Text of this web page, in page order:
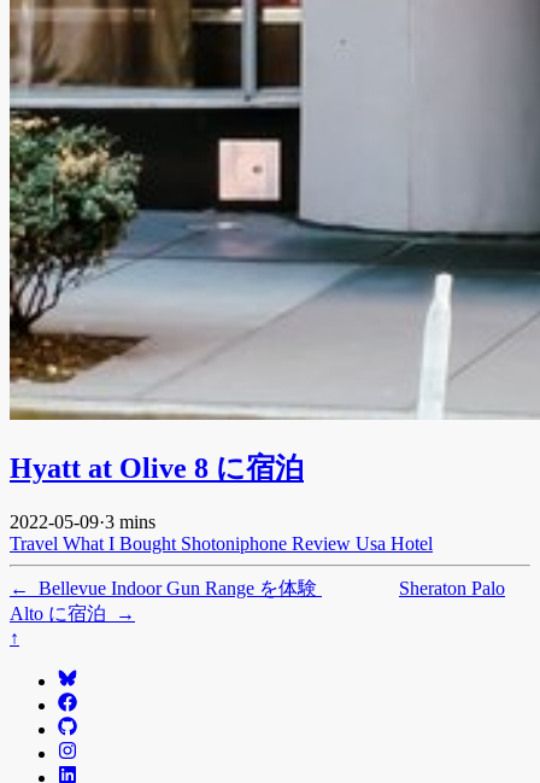
Hyatt at Olive 8 に宿泊
2022-05-09·3 mins
Travel What I Bought Shotoniphone Review Usa Hotel
← Bellevue Indoor Gun Range を体験
Sheraton Palo
Alto に宿泊
→
↑